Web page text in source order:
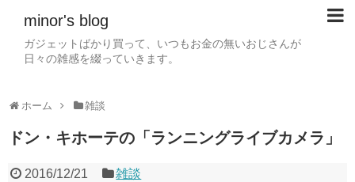
minor's blog
ガジェットばかり買って、いつもお金の無いおじさんが
日々の雑感を綴っていきます。
ホーム 雑談
ドン・キホーテの「ランニングライブカメラ」
2016/12/21 雑談